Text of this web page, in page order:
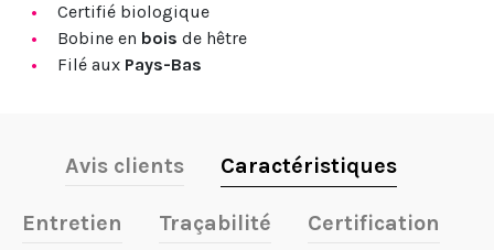
Certifié biologique
Bobine en bois de hêtre
Filé aux Pays-Bas
Avis clients Caractéristiques
Entretien Traçabilité Certification